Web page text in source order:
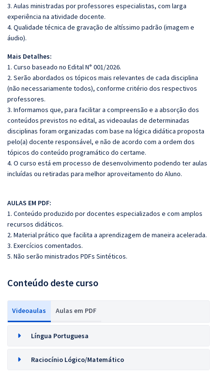
3. Aulas ministradas por professores especialistas, com larga
experiência na atividade docente.
4. Qualidade técnica de gravação de altíssimo padrão (imagem e
áudio).
Mais Detalhes:
1. Curso baseado no Edital N° 001/2026.
2. Serão abordados os tópicos mais relevantes de cada disciplina
(não necessariamente todos), conforme critério dos respectivos
professores.
3. Informamos que, para facilitar a compreensão e a absorção dos
conteúdos previstos no edital, as videoaulas de determinadas
disciplinas foram organizadas com base na lógica didática proposta
pelo(a) docente responsável, e não de acordo com a ordem dos
tópicos do conteúdo programático do certame.
4. O curso está em processo de desenvolvimento podendo ter aulas
incluídas ou retiradas para melhor aproveitamento do Aluno.
AULAS EM PDF:
1. Conteúdo produzido por docentes especializados e com amplos
recursos didáticos.
2. Material prático que facilita a aprendizagem de maneira acelerada.
3. Exercícios comentados.
5. Não serão ministrados PDFs Sintéticos.
Conteúdo deste curso
Videoaulas Aulas em PDF
Língua Portuguesa
Raciocínio Lógico/Matemático